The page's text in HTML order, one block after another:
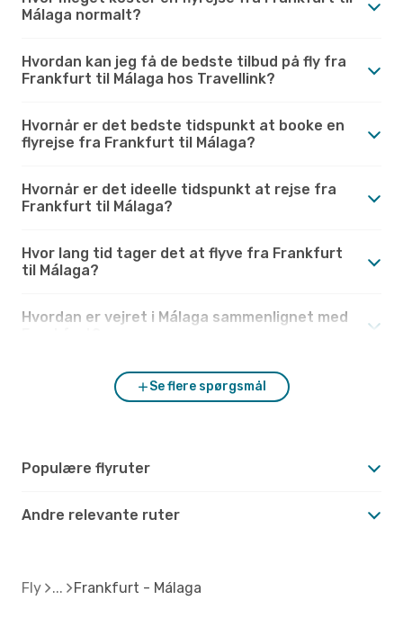
Málaga normalt?
Hvordan kan jeg få de bedste tilbud på fly fra
Frankfurt til Málaga hos Travellink?
Hvornår er det bedste tidspunkt at booke en
flyrejse fra Frankfurt til Málaga?
Hvornår er det ideelle tidspunkt at rejse fra
Frankfurt til Málaga?
Hvor lang tid tager det at flyve fra Frankfurt
til Málaga?
Hvordan er vejret i Málaga sammenlignet med
Se flere spørgsmål
Populære flyruter
Andre relevante ruter
Fly Frankfurt - Málaga